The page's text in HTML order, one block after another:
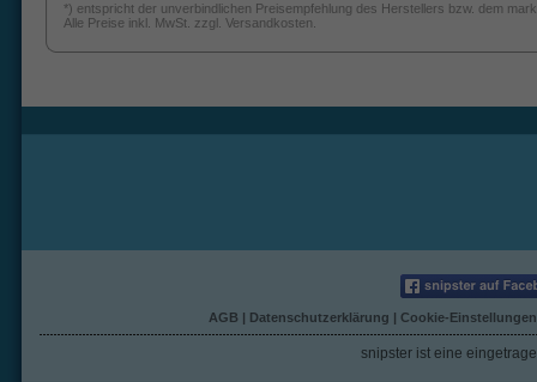
*) entspricht der unverbindlichen Preisempfehlung des Herstellers bzw. dem
Alle Preise inkl. MwSt. zzgl. Versandkosten.
AGB | Datenschutzerklärung | Cookie-Einstellungen
snipster ist eine